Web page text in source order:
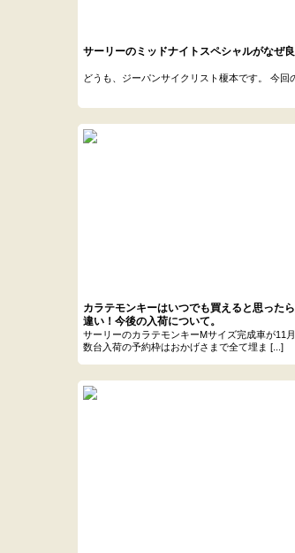
サーリーのミッドナイトスペシャルがなぜ
どうも、ジーパンサイクリスト榎本です。 今
カラテモンキーはいつでも買えると思った
違い！今後の入荷について。
サーリーのカラテモンキーMサイズ完成車が11
数台入荷の予約枠はおかげさまで全て埋ま [...]